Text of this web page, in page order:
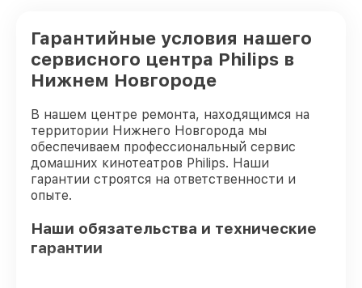
Гарантийные условия нашего
сервисного центра Philips в
Нижнем Новгороде
В нашем центре ремонта, находящимся на
территории Нижнего Новгорода мы
обеспечиваем профессиональный сервис
домашних кинотеатров Philips. Наши
гарантии строятся на ответственности и
опыте.
Наши обязательства и технические
гарантии